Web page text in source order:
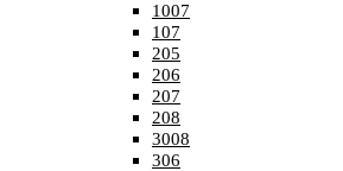
1007
107
205
206
207
208
3008
306